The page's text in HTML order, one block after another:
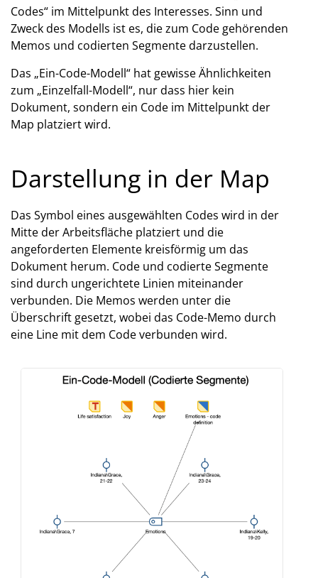
Codes“ im Mittelpunkt des Interesses. Sinn und
Zweck des Modells ist es, die zum Code gehörenden
Memos und codierten Segmente darzustellen.
Das „Ein-Code-Modell“ hat gewisse Ähnlichkeiten
zum „Einzelfall-Modell“, nur dass hier kein
Dokument, sondern ein Code im Mittelpunkt der
Map platziert wird.
Darstellung in der Map
Das Symbol eines ausgewählten Codes wird in der
Mitte der Arbeitsfläche platziert und die
angeforderten Elemente kreisförmig um das
Dokument herum. Code und codierte Segmente
sind durch ungerichtete Linien miteinander
verbunden. Die Memos werden unter die
Überschrift gesetzt, wobei das Code-Memo durch
eine Line mit dem Code verbunden wird.